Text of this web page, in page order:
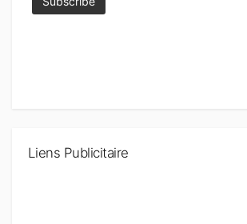
Liens Publicitaire